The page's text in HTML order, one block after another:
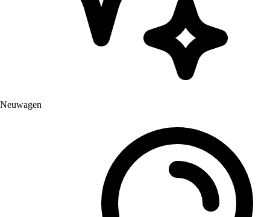
Neuwagen